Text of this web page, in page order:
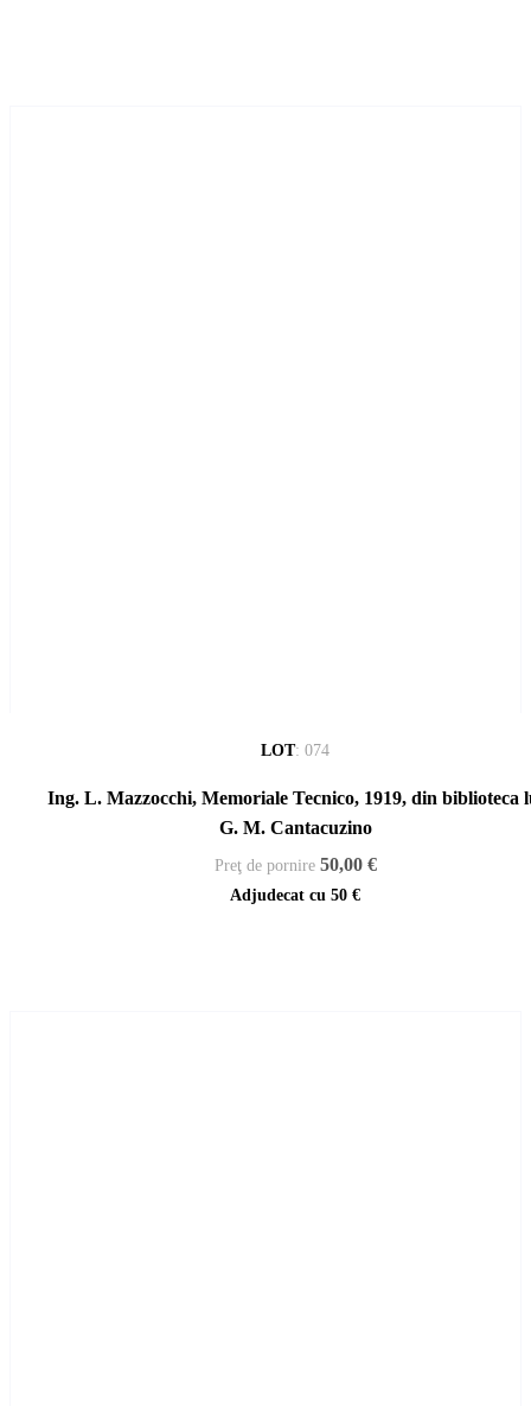
LOT: 074
Ing. L. Mazzocchi, Memoriale Tecnico, 1919, din biblioteca
G. M. Cantacuzino
Preţ de pornire 50,00 €
Adjudecat cu 50 €